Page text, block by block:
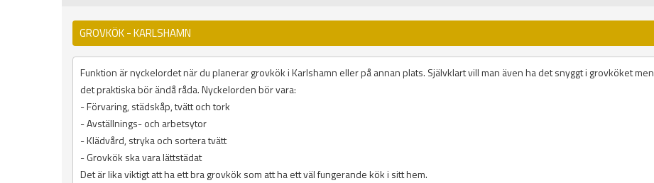
GROVKÖK - KARLSHAMN
Funktion är nyckelordet när du planerar grovkök i Karlshamn eller på annan plats. Självklart vill man även ha det snyggt i grovköket men
det praktiska bör ändå råda. Nyckelorden bör vara:
- Förvaring, städskåp, tvätt och tork
- Avställnings- och arbetsytor
- Klädvård, stryka och sortera tvätt
- Grovkök ska vara lättstädat
Det är lika viktigt att ha ett bra grovkök som att ha ett väl fungerande kök i sitt hem.